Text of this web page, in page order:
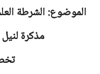
الموضوع: الشرطة
مذكرة